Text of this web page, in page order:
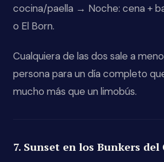
cocina/paella → Noche: cena +
o El Born.
Cualquiera de las dos sale a
persona para un día completo
mucho más que un limobús.
7. Sunset en los Bunkers del